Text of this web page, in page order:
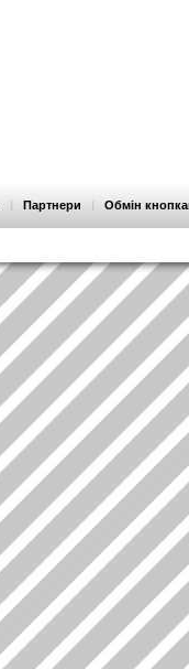
| Партнери | Обмін